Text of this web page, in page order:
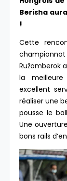
Berisha
!
Cette
Ružomberok
la
excellent
réaliser une
pousse le
Une
bons rails